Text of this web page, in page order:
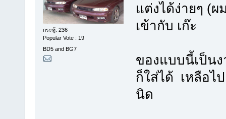
กระทู้: 236
Popular Vote : 19
BD5 and BG7
แต่งได้ง่ายๆ (ผ
เข้ากับ เก๊ะ
ของแบบนี้เป็น
ก็ใส่ได้ เหลือไ
นิด